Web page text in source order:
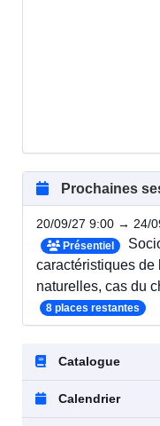
Prochaines
20/09/27 9:00 → 24/
Présentiel
caractéristiques
naturelles, cas du
8 places restantes
Catalogue
Calendrier